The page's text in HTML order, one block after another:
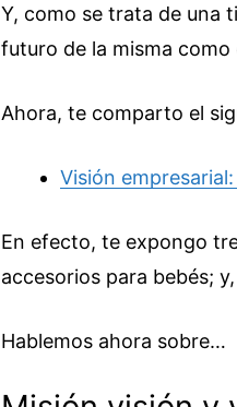
Y, como se trata de una
futuro de la misma
Ahora, te comparto el
Visión
En efecto, te expongo
accesorios para bebés;
Hablemos ahora sobre…